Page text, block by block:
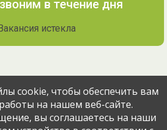
в течение дня
Вакансия истекла
вакансией с друзьями
cookie, чтобы обеспечить вам
на нашем веб-сайте.
вы соглашаетесь на наши